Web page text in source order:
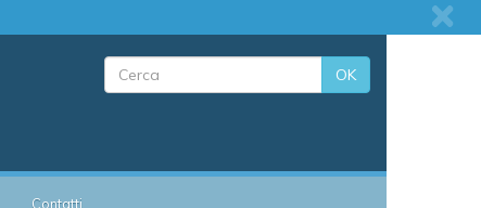
OK
Contatti